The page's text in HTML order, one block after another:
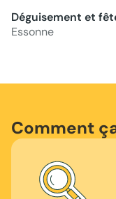
Déguisement et
Essonne
Comment